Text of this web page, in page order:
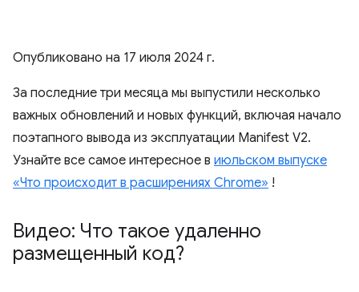
Опубликовано на 17 июля 2024 г.
За последние три месяца мы выпустили несколько
важных обновлений и новых функций, включая начало
поэтапного вывода из эксплуатации Manifest V2.
Узнайте все самое интересное в июльском выпуске
«Что происходит в расширениях Chrome» !
Видео: Что такое удаленно
размещенный код?